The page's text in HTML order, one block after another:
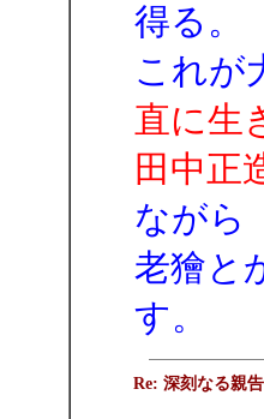
得る。
これが
直に生
田中正
ながら
老獪と
す。
Re: 深刻なる親告